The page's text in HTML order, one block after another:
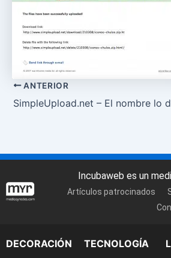
ANTERIOR
SimpleUpload.net – El nombre lo
Incubaweb es un
Artículos patrocinados
DECORACIÓN TECNOLOGÍA